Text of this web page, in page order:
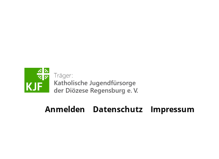
Impressum
Datenschutz
Anmelden